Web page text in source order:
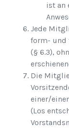
ist an
Jede
form- und
(§ 6.3),
Die
einer/
(Los